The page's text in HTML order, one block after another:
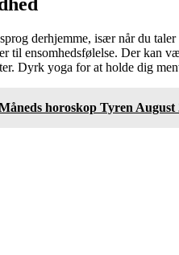
derhjemme, især når du
til ensomhedsfølelse. Der kan
Dyrk yoga for at holde dig
horoskop Tyren August